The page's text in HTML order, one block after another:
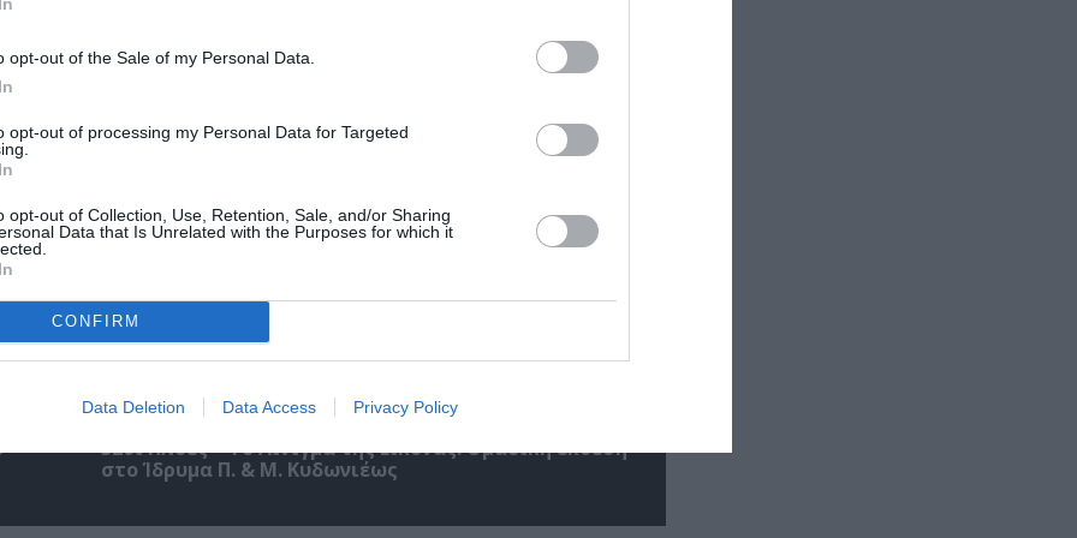
opt-out of the Sale of my Personal Data.
opt-out of processing my Personal Data for Targeted
opt-out of Collection, Use, Retention, Sale, and/or Sharing
Data that Is Unrelated with the Purposes for which it
CONFIRM
Data Deletion Data Access Privacy Policy
Με
ελληνική όπερα του Θεόδωρου Στάθη στο θέατρο
Ολύμπια
32οι Πλοές – Το Αίνιγμα της Εικόνας: Ομαδική έκθεση
στο Ίδρυμα Π. & Μ. Κυδωνιέως